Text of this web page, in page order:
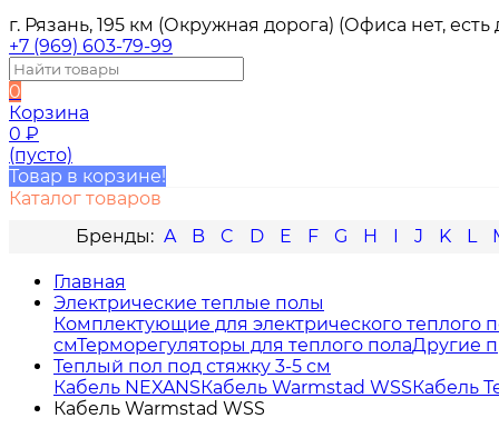
г. Рязань, 195 км (Окружная дорога) (Офиса нет,
+7 (969) 603-79-99
0
Корзина
0 ₽
(пусто)
Товар в корзине!
Каталог товаров
A
B C D E F G H I J K L
Главная
Электрические теплые полы
Комплектующие для электрического теплого
смТерморегуляторы для теплого полаДругие
Теплый пол под стяжку 3-5 см
Кабель NEXANSКабель Warmstad WSSКабель
Кабель Warmstad WSS